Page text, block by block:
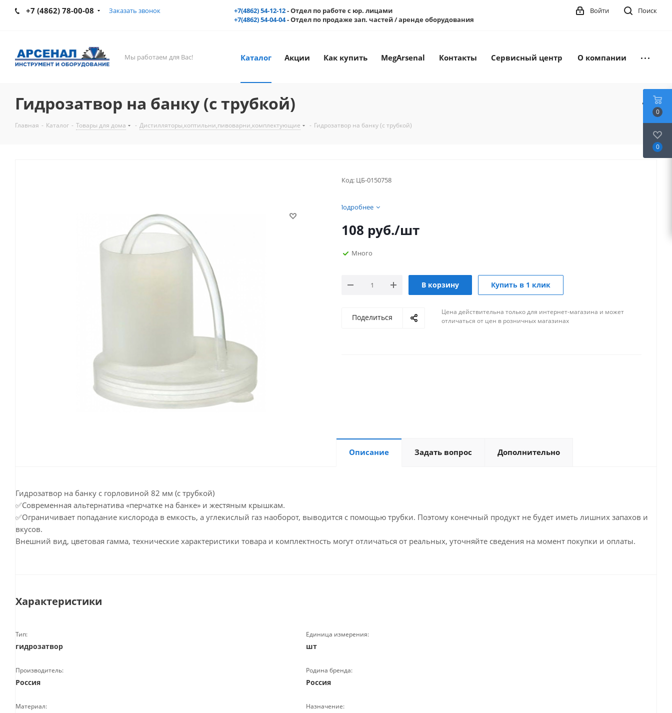
+7 (4862) 78-00-08 Заказать звонок +7(4862) 54-12-12- Отдел по работе с юр. лицами
+7(4862) 54-04-04- Отдел по продаже зап. частей / аренде оборудования
Поиск
Войти
Мы работаем для Вас! Каталог Акции Как купить MegArsenal Контакты Сервисный центр О компании
Гидрозатвор на банку (с трубкой)
Главная - Каталог - Товары для дома - Дистилляторы,коптильни,пивоварни,комплектующие - Гидрозатвор на банку (с трубкой)
Код: ЦБ-0150758
Подробнее
108 руб./шт
Много
В корзину Купить в 1 клик
Поделиться
Цена действительна только для интернет-магазина и может
отличаться от цен в розничных магазинах
Описание Задать вопрос Дополнительно
Гидрозатвор на банку с горловиной 82 мм (с трубкой)
✅Cовременная альтернатива «перчатке на банке» и жестяным крышкам.
✅Ограничивает попадание кислорода в емкость, а углекислый газ наоборот, выводится с помощью трубки. Поэтому конечный продукт не будет иметь лишних запахов и
вкусов.
Внешний вид, цветовая гамма, технические характеристики товара и комплектность могут отличаться от реальных, уточняйте сведения на момент покупки и оплаты.
Характеристики
Тип:
гидрозатвор
Единица измерения:
шт
Производитель:
Россия
Родина бренда:
Россия
Материал: Назначение:
0
0